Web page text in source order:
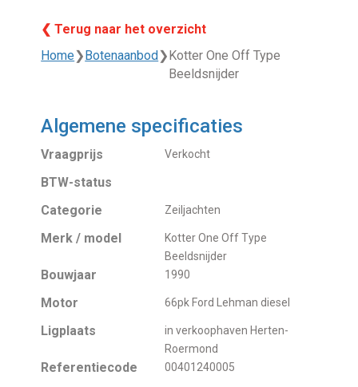
❮ Terug naar het overzicht
Home❯ Botenaanbod ❯ Kotter One Off Type
Beeldsnijder
Algemene specificaties
Vraagprijs Verkocht
BTW-status
Categorie
Zeiljachten
Merk / model
Kotter One Off Type
Beeldsnijder
Bouwjaar 1990
Motor 66pk Ford Lehman diesel
Ligplaats
in verkoophaven Herten-
Roermond
Referentiecode 00401240005